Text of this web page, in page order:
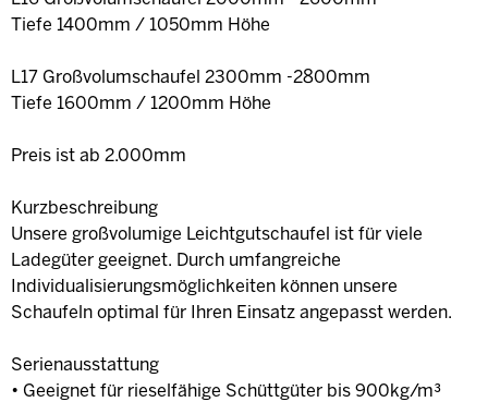
Tiefe 1400mm / 1050mm Höhe
L17 Großvolumschaufel 2300mm -2800mm
Tiefe 1600mm / 1200mm Höhe
Preis ist ab 2.000mm
Kurzbeschreibung
Unsere großvolumige Leichtgutschaufel ist für viele
Ladegüter geeignet. Durch umfangreiche
Individualisierungsmöglichkeiten können unsere
Schaufeln optimal für Ihren Einsatz angepasst werden.
Serienausstattung
• Geeignet für rieselfähige Schüttgüter bis 900kg/m³